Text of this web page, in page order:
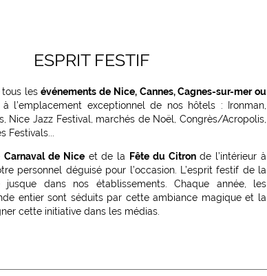
ESPRIT FESTIF
tous lesévénements de Nice, Cannes, Cagnes-sur-mer ou
l’emplacement exceptionnel de nos hôtels : Ironman,
Nice Jazz Festival, marchés de Noël, Congrès/Acropolis,
Festivals...
Carnaval de Niceet de la Fête du Citronde l’intérieur à
personnel déguisé pour l’occasion. L’esprit festif de la
dans nos établissements. Chaque année, les
entier sont séduits par cette ambiance magique et la
cette initiative dans les médias.